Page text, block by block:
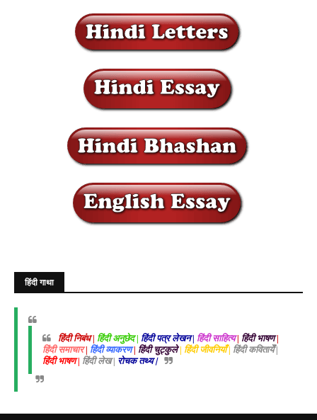
हिंदी गाथा
हिंदी निबंध | हिंदी अनुछेद | हिंदी पत्र लेखन | हिंदी साहित्य| हिंदी भाषण|
हिंदी समाचार| हिंदी व्याकरण| हिंदी चुट्कुले| हिंदी जीवनियाँ | हिंदी कवितायेँ |
हिंदी भाषण | हिंदी लेख | रोचक तथ्य |